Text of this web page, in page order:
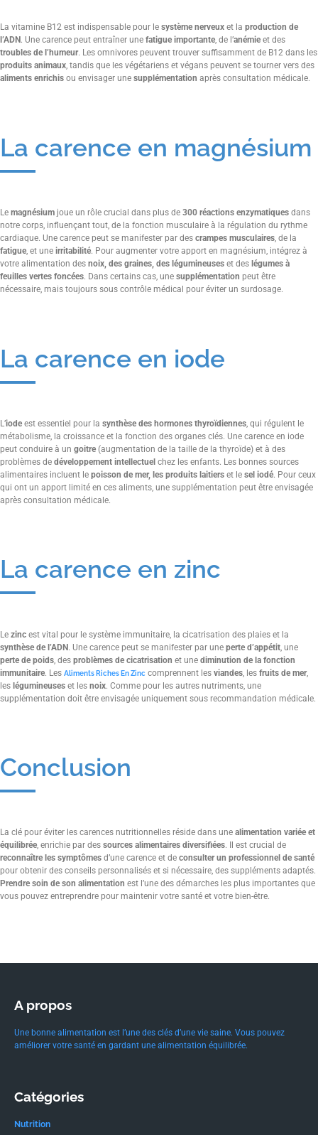
La vitamine B12 est indispensable pour le système nerveux et la production de
l’ADN . Une carence peut entraîner une fatigue importante, de l’anémie et des
troubles de l’humeur. Les omnivores peuvent trouver suffisamment de B12 dans les
produits animaux, tandis que les végétariens et végans peuvent se tourner vers des
aliments enrichis ou envisager une supplémentation après consultation médicale.
La carence en magnésium
Le magnésium joue un rôle crucial dans plus de 300 réactions enzymatiques dans
notre corps, influençant tout, de la fonction musculaire à la régulation du rythme
cardiaque. Une carence peut se manifester par des crampes musculaires, de la
fatigue, et une irritabilité. Pour augmenter votre apport en magnésium, intégrez à
votre alimentation des noix, des graines, des légumineuses et des légumes à
feuilles vertes foncées. Dans certains cas, une supplémentation peut être
nécessaire, mais toujours sous contrôle médical pour éviter un surdosage.
La carence en iode
L’iode est essentiel pour la synthèse des hormones thyroïdiennes, qui régulent le
métabolisme, la croissance et la fonction des organes clés. Une carence en iode
peut conduire à un goitre (augmentation de la taille de la thyroïde) et à des
problèmes de développement intellectuel chez les enfants. Les bonnes sources
alimentaires incluent le poisson de mer, les produits laitiers et le sel iodé. Pour ceux
qui ont un apport limité en ces aliments, une supplémentation peut être envisagée
après consultation médicale.
La carence en zinc
Le zinc est vital pour le système immunitaire, la cicatrisation des plaies et la
synthèse de l’ADN. Une carence peut se manifester par une perte d’appétit , une
perte de poids , des problèmes de cicatrisation et une diminution de la fonction
immunitaire. Les Aliments Riches En Zinc comprennent les viandes , les fruits de mer,
les légumineuses et les noix. Comme pour les autres nutriments, une
supplémentation doit être envisagée uniquement sous recommandation médicale.
Conclusion
La clé pour éviter les carences nutritionnelles réside dans une alimentation variée et
équilibrée, enrichie par des sources alimentaires diversifiées. Il est crucial de
reconnaître les symptômes d’une carence et de consulter un professionnel de santé
pour obtenir des conseils personnalisés et si nécessaire, des suppléments adaptés.
Prendre soin de son alimentation est l’une des démarches les plus importantes que
vous pouvez entreprendre pour maintenir votre santé et votre bien-être.
A propos
Une bonne alimentation est l’une des clés d’une vie saine. Vous pouvez
améliorer votre santé en gardant une alimentation équilibrée.
Catégories
Nutrition